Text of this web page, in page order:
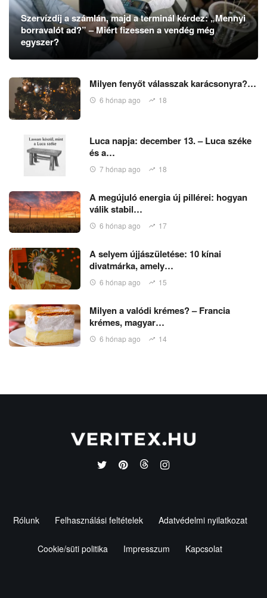
Szervízdíj a számlán, majd a terminál kérdez: „Mennyi
borravalót ad?” – Miért fizessen a vendég még
egyszer?
Milyen fenyőt válasszak karácsonyra?…
6 hónap ago 18
Luca napja: december 13. – Luca széke
és a…
7 hónap ago 18
A megújuló energia új pillérei: hogyan
válik stabil…
6 hónap ago 17
A selyem újjászületése: 10 kínai
divatmárka, amely…
6 hónap ago 15
Milyen a valódi krémes? – Francia
krémes, magyar…
6 hónap ago 14
Rólunk Felhasználási feltételek Adatvédelmi nyilatkozat
Cookie/süti politika Impresszum Kapcsolat